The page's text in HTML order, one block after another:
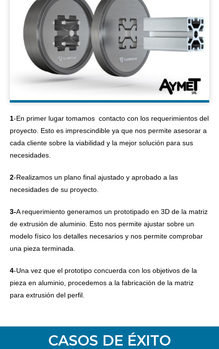
1-En primer lugar tomamos contacto con los requerimientos del
proyecto. Esto es imprescindible ya que nos permite asesorar a
cada cliente sobre la viabilidad y la mejor solución para sus
necesidades.
2-Realizamos un plano final ajustado y aprobado a las
necesidades de su proyecto.
3-A requerimiento generamos un prototipado en 3D de la matriz
de extrusión de aluminio. Esto nos permite ajustar sobre un
modelo físico los detalles necesarios y nos permite comprobar
una pieza terminada.
4-Una vez que el prototipo concuerda con los objetivos de la
pieza en aluminio, procedemos a la fabricación de la matriz
para extrusión del perfil.
CASOS DE ÉXITO